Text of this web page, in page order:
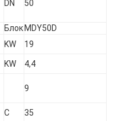
DN 50
Блок MDY50D
KW
19
KW
4,4
9
C
35